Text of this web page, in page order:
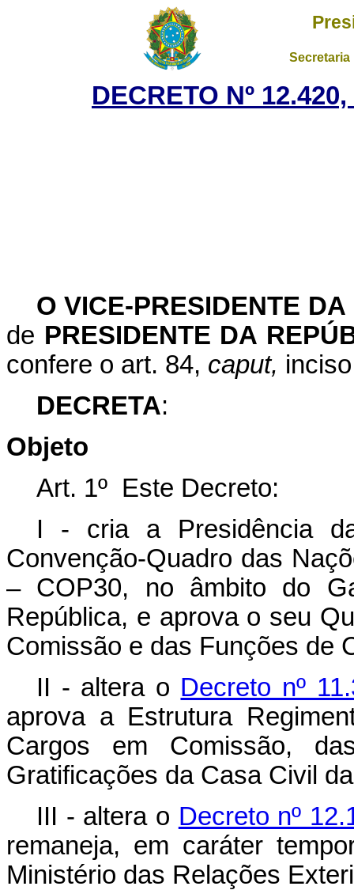
DECRETO Nº
O VICE-PRESIDENTE
de PRESIDENTE DA
confere o art. 84, caput,
DECRETA:
Objeto
Art. 1º Este Decreto:
I - cria a Presidência
Convenção-Quadro das
– COP30, no âmbito do
República, e aprova o seu
Comissão e das Funções de
II - altera o Decreto nº
aprova a Estrutura
Cargos em Comissão,
Gratificações da Casa Civil
III - altera o Decreto nº
remaneja, em caráter
Ministério das Relações